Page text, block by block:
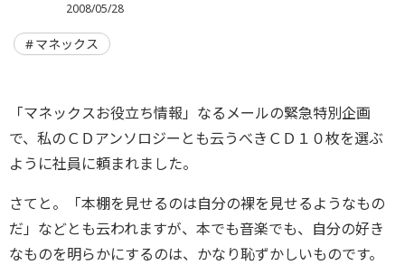
2008/05/28
マネックス
「マネックスお役立ち情報」なるメールの緊急特別企画
で、私のＣＤアンソロジーとも云うべきＣＤ１０枚を選ぶ
ように社員に頼まれました。
さてと。「本棚を見せるのは自分の裸を見せるようなもの
だ」などとも云われますが、本でも音楽でも、自分の好き
なものを明らかにするのは、かなり恥ずかしいものです。